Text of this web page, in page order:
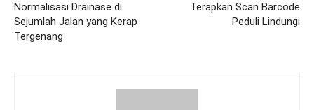
Normalisasi Drainase di
Sejumlah Jalan yang Kerap
Tergenang
Terapkan Scan Barcode
Peduli Lindungi